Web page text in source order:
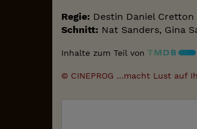
Regie: Destin Daniel Cretton
Schnitt: Nat Sanders, Gina
Inhalte zum Teil von
© CINEPROG ...macht Lust auf